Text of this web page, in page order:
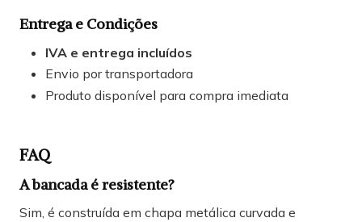
Entrega e Condições
IVA e entrega incluídos
Envio por transportadora
Produto disponível para compra imediata
FAQ
A bancada é resistente?
Sim, é construída em chapa metálica curvada e